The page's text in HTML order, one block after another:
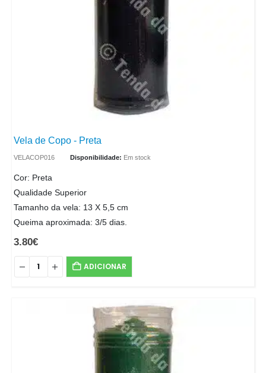
Vela de Copo - Preta
VELACOP016 Disponibilidade: Em stock
Cor: Preta
Qualidade Superior
Tamanho da vela: 13 X 5,5 cm
Queima aproximada: 3/5 dias.
3.80€
ADICIONAR